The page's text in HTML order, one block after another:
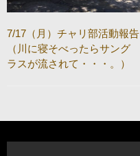
7/17（月）チャリ部活動報告
（川に寝そべったらサング
ラスが流されて・・・。）